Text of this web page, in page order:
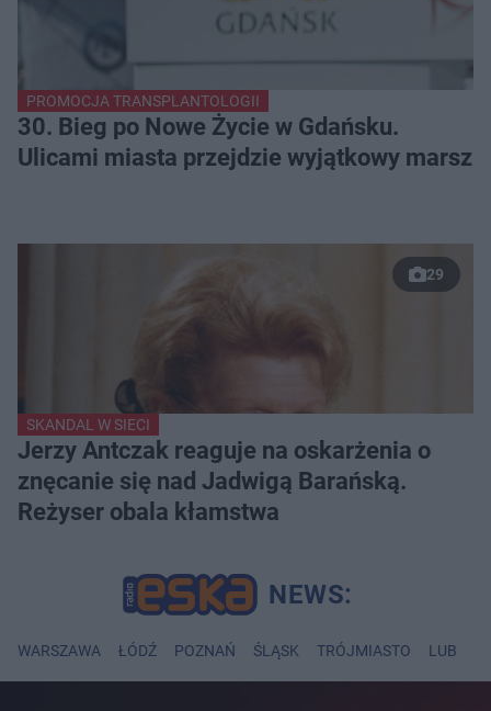
PROMOCJA TRANSPLANTOLOGII
30. Bieg po Nowe Życie w Gdańsku.
Ulicami miasta przejdzie wyjątkowy marsz
29
SKANDAL W SIECI
Jerzy Antczak reaguje na oskarżenia o
znęcanie się nad Jadwigą Barańską.
Reżyser obala kłamstwa
WARSZAWA ŁÓDŹ POZNAŃ ŚLĄSK TRÓJMIASTO LUBLIN